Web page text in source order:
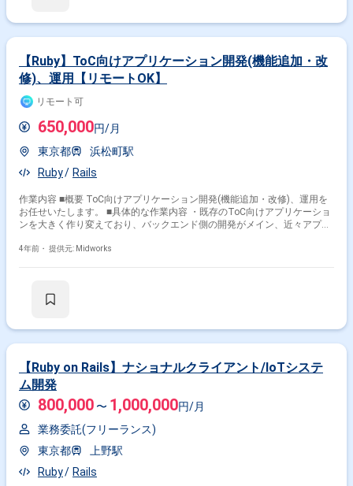
頂けますと幸いです。 ------------------------------------------------------------------ ※弊社では、
法人、請負いの案件は取り扱っておりません。
【Ruby】ToC向けアプリケーション開発(機能追加・改
修)、運用【リモートOK】
リモート可
650,000円/月
東京都
浜松町駅
Ruby
Rails
作業内容 ■概要 ToC向けアプリケーション開発(機能追加・改修)、運用を
お任せいたします。 ■具体的な作業内容 ・既存のToC向けアプリケーショ
ンを大きく作り変えており、バックエンド側の開発がメイン、近々アプリ
りながら、サービスの開発からリリース、改善まで担当していただきま
Relic SendGrid Cloudinary Algolia Pusher
4年前・ 提供元: Midworks
【Ruby on Rails】ナショナルクライアント/IoTシステ
ム開発
800,000 〜 1,000,000円/月
業務委託(フリーランス)
東京都
上野駅
Ruby
Rails